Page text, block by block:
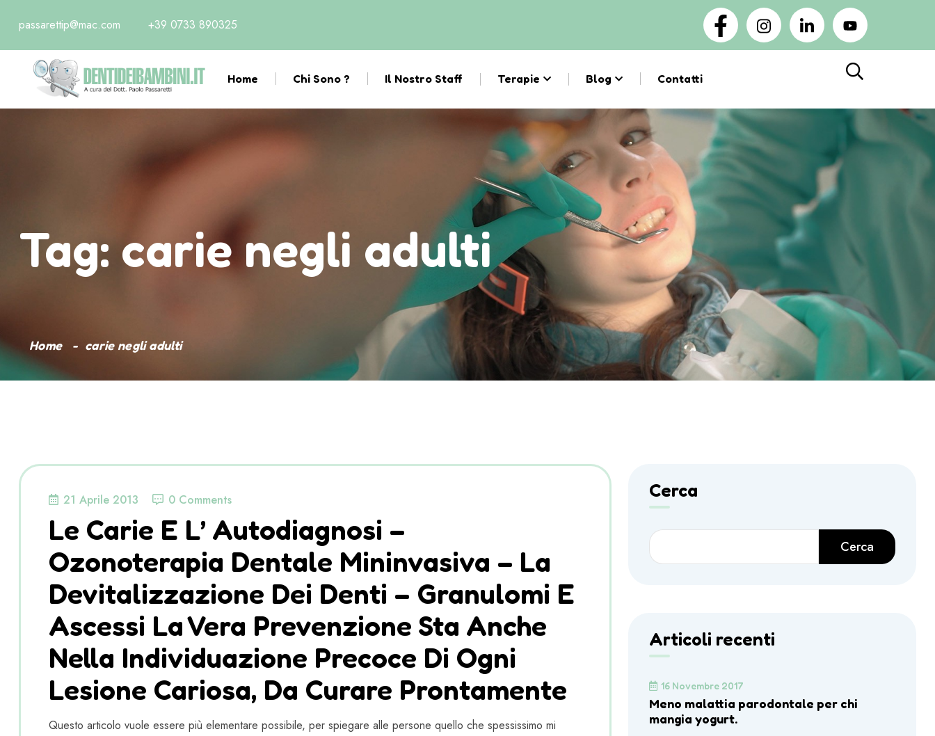
passarettip@mac.com +39 0733 890325
Home Chi Sono ? Il Nostro Staff Terapie Blog Contatti
Tag:carie negli adulti
Home carie negli adulti
21 Aprile 2013 0 Comments
Le Carie E L’ Autodiagnosi –
Ozonoterapia Dentale Mininvasiva – La
Devitalizzazione Dei Denti – Granulomi E
Ascessi La Vera Prevenzione Sta Anche
Nella Individuazione Precoce Di Ogni
Lesione Cariosa, Da Curare Prontamente
Questo articolo vuole essere più elementare possibile, per spiegare alle persone quello che spessissimo mi
Cerca
Cerca
Articoli recenti
16 Novembre 2017
Meno malattia parodontale per chi
mangia yogurt.